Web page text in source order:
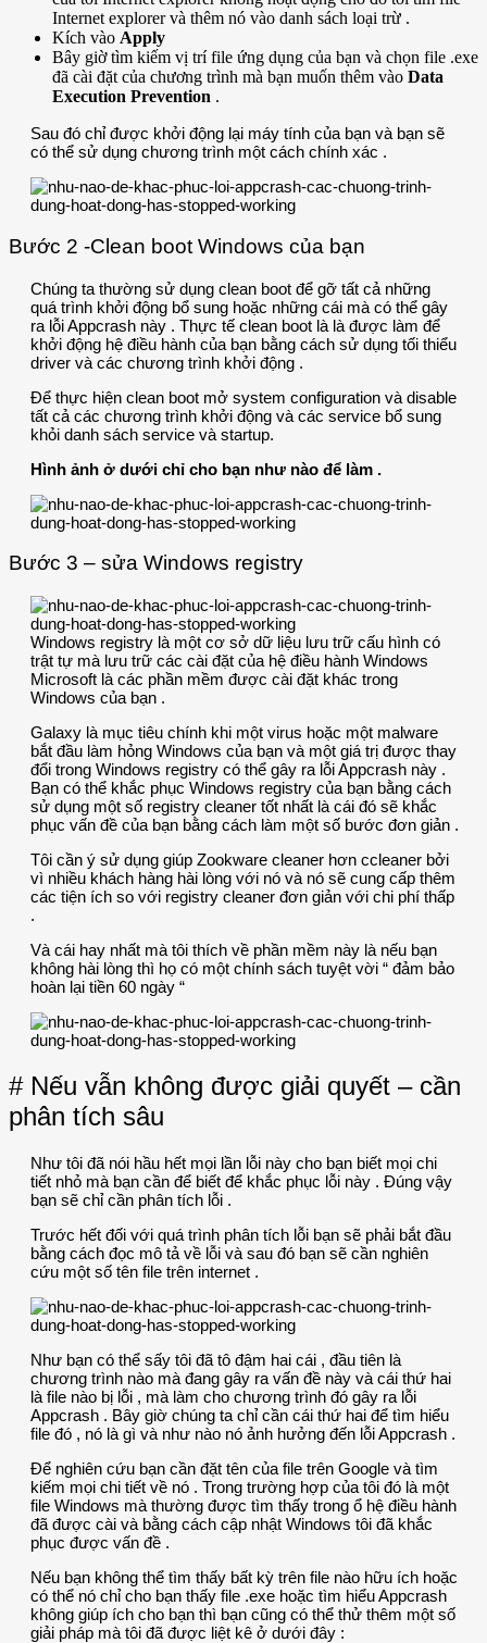
Internet explorer và thêm nó vào danh sách loại trừ .
Kích vào Apply
Bây giờ tìm kiếm vị trí file ứng dụng của bạn và chọn file .exe
đã cài đặt của chương trình mà bạn muốn thêm vào Data
Execution Prevention .
Sau đó chỉ được khởi động lại máy tính của bạn và bạn sẽ
có thể sử dụng chương trình một cách chính xác .
Bước 2 -Clean boot Windows của bạn
Chúng ta thường sử dụng clean boot để gỡ tất cả những
quá trình khởi động bổ sung hoặc những cái mà có thể gây
ra lỗi Appcrash này . Thực tế clean boot là là được làm để
khởi động hệ điều hành của bạn bằng cách sử dụng tối thiểu
driver và các chương trình khởi động .
Để thực hiện clean boot mở system configuration và disable
tất cả các chương trình khởi động và các service bổ sung
khỏi danh sách service và startup.
Hình ảnh ở dưới chỉ cho bạn như nào để làm .
Bước 3 – sửa Windows registry
Windows registry là một cơ sở dữ liệu lưu trữ cấu hình có
trật tự mà lưu trữ các cài đặt của hệ điều hành Windows
Microsoft là các phần mềm được cài đặt khác trong
Windows của bạn .
Galaxy là mục tiêu chính khi một virus hoặc một malware
bắt đầu làm hỏng Windows của bạn và một giá trị được thay
đổi trong Windows registry có thể gây ra lỗi Appcrash này .
Bạn có thể khắc phục Windows registry của bạn bằng cách
sử dụng một số registry cleaner tốt nhất là cái đó sẽ khắc
phục vấn đề của bạn bằng cách làm một số bước đơn giản .
Tôi cần ý sử dụng giúp Zookware cleaner hơn ccleaner bởi
vì nhiều khách hàng hài lòng với nó và nó sẽ cung cấp thêm
các tiện ích so với registry cleaner đơn giản với chi phí thấp
.
Và cái hay nhất mà tôi thích về phần mềm này là nếu bạn
không hài lòng thì họ có một chính sách tuyệt vời “ đảm bảo
hoàn lại tiền 60 ngày “
# Nếu vẫn không được giải quyết – cần
phân tích sâu
Như tôi đã nói hầu hết mọi lần lỗi này cho bạn biết mọi chi
tiết nhỏ mà bạn cần để biết để khắc phục lỗi này . Đúng vậy
bạn sẽ chỉ cần phân tích lỗi .
Trước hết đối với quá trình phân tích lỗi bạn sẽ phải bắt đầu
bằng cách đọc mô tả về lỗi và sau đó bạn sẽ cần nghiên
cứu một số tên file trên internet .
Như bạn có thể sấy tôi đã tô đậm hai cái , đầu tiên là
chương trình nào mà đang gây ra vấn đề này và cái thứ hai
là file nào bị lỗi , mà làm cho chương trình đó gây ra lỗi
Appcrash . Bây giờ chúng ta chỉ cần cái thứ hai để tìm hiểu
file đó , nó là gì và như nào nó ảnh hưởng đến lỗi Appcrash .
Để nghiên cứu bạn cần đặt tên của file trên Google và tìm
kiếm mọi chi tiết về nó . Trong trường hợp của tôi đó là một
file Windows mà thường được tìm thấy trong ổ hệ điều hành
đã được cài và bằng cách cập nhật Windows tôi đã khắc
phục được vấn đề .
Nếu bạn không thể tìm thấy bất kỳ trên file nào hữu ích hoặc
có thể nó chỉ cho bạn thấy file .exe hoặc tìm hiểu Appcrash
không giúp ích cho bạn thì bạn cũng có thể thử thêm một số
giải pháp mà tôi đã được liệt kê ở dưới đây :